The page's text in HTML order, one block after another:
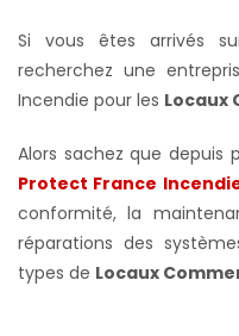
Si vous êtes arrivés
recherchez une
Incendie pour les Locaux
Alors sachez que depuis
Protect France
conformité, la
réparations des
types de Locaux